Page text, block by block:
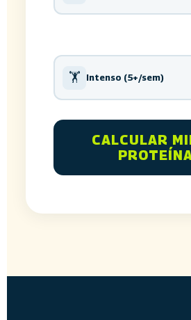
🏋️ Intenso (5+/sem)
CALCULAR